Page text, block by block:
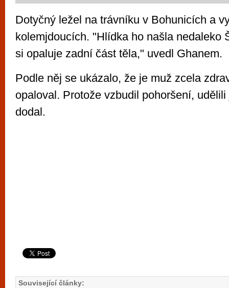
Dotyčný ležel na trávníku v Bohunicích a
kolemjdoucích. "Hlídka ho našla nedaleko
si opaluje zadní část těla," uvedl Ghanem.
Podle něj se ukázalo, že je muž zcela
opaloval. Protože vzbudil pohoršení,
dodal.
Související články: